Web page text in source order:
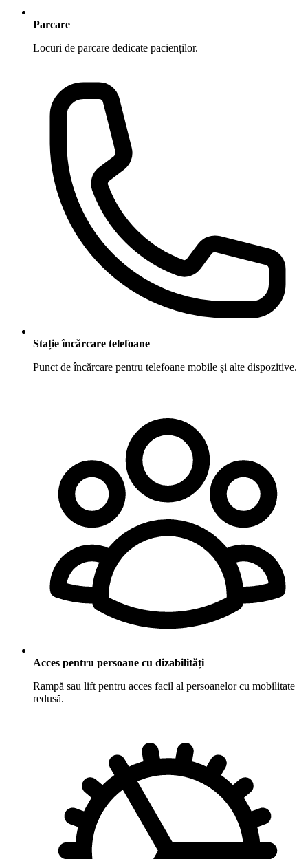
Parcare
Locuri de parcare dedicate pacienților.
Stație încărcare telefoane
Punct de încărcare pentru telefoane mobile și alte dispozitive.
Acces pentru persoane cu dizabilități
Rampă sau lift pentru acces facil al persoanelor cu mobilitate
redusă.